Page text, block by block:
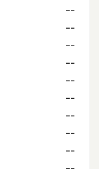
--
--
--
--
--
--
--
--
--